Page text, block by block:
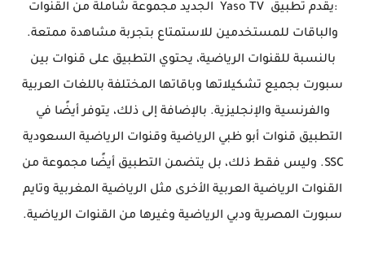
:يقدم تطبيق Yaso TV الجديد مجموعة شاملة من القنوات
والباقات للمستخدمين للاستمتاع بتجربة مشاهدة ممتعة.
بالنسبة للقنوات الرياضية، يحتوي التطبيق على قنوات بين
سبورت بجميع تشكيلاتها وباقاتها المختلفة باللغات العربية
والفرنسية والإنجليزية. بالإضافة إلى ذلك، يتوفر أيضًا في
التطبيق قنوات أبو ظبي الرياضية وقنوات الرياضية السعودية
SSC. وليس فقط ذلك، بل يتضمن التطبيق أيضًا مجموعة من
القنوات الرياضية العربية الأخرى مثل الرياضية المغربية وتايم
سبورت المصرية ودبي الرياضية وغيرها من القنوات الرياضية.